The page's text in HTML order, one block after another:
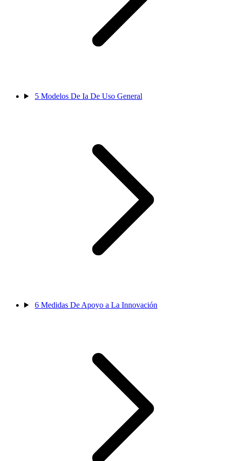
5 Modelos De Ia De Uso General
6 Medidas De Apoyo a La Innovación